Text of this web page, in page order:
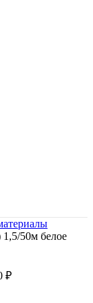
50м белое
₽